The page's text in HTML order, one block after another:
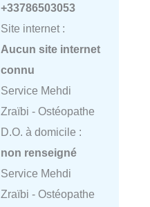
+33786503053
Site internet :
Aucun site internet
connu
Service Mehdi
Zraïbi - Ostéopathe
D.O. à domicile :
non renseigné
Service Mehdi
Zraïbi - Ostéopathe